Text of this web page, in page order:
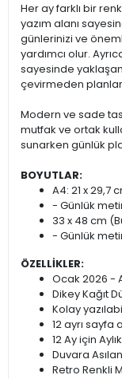
Her ay farklı bir
yazım alanı
günlerinizi ve
yardımcı olur.
sayesinde
çevirmeden
Modern ve sade
mutfak ve ortak
sunarken günlük
BOYUTLAR:
A4: 21 x 29,7
- Günlük
33 x 48 cm
- Günlük
ÖZELLİKLER:
Ocak 2026 -
Dikey Kağıt
Kolay
12 ayrı sayfa
12 Ay için
Duvara
Retro Renkli